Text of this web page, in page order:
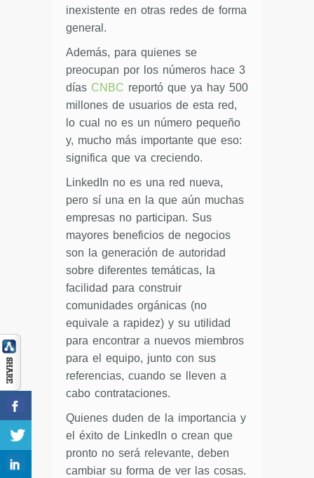
inexistente en otras redes de forma
general.
Además, para quienes se
preocupan por los números hace 3
días CNBC reportó que ya hay 500
millones de usuarios de esta red,
lo cual no es un número pequeño
y, mucho más importante que eso:
significa que va creciendo.
LinkedIn no es una red nueva,
pero sí una en la que aún muchas
empresas no participan. Sus
mayores beneficios de negocios
son la generación de autoridad
sobre diferentes temáticas, la
facilidad para construir
comunidades orgánicas (no
equivale a rapidez) y su utilidad
para encontrar a nuevos miembros
para el equipo, junto con sus
referencias, cuando se lleven a
cabo contrataciones.
Quienes duden de la importancia y
el éxito de LinkedIn o crean que
pronto no será relevante, deben
cambiar su forma de ver las cosas.